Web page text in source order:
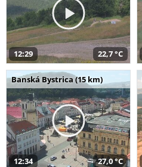
12:29 22,7 °C
Banská Bystrica (15 km)
12:34 27,0 °C